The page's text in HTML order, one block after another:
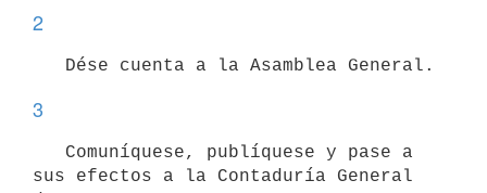
2
3
sus efectos a la Contaduría General